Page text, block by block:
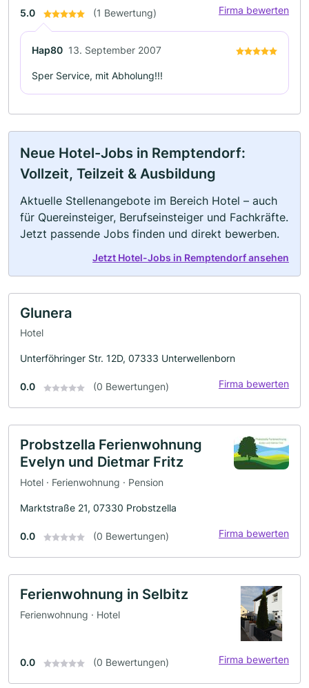
5.0 (1 Bewertung) Firma bewerten
Hap80 13. September 2007
Sper Service, mit Abholung!!!
Neue Hotel-Jobs in Remptendorf:
Vollzeit, Teilzeit & Ausbildung
Aktuelle Stellenangebote im Bereich Hotel – auch
für Quereinsteiger, Berufseinsteiger und Fachkräfte.
Jetzt passende Jobs finden und direkt bewerben.
Jetzt Hotel-Jobs in Remptendorf ansehen
Glunera
Hotel
Unterföhringer Str. 12D, 07333 Unterwellenborn
0.0 (0 Bewertungen) Firma bewerten
Probstzella Ferienwohnung
Evelyn und Dietmar Fritz
Hotel · Ferienwohnung · Pension
Marktstraße 21, 07330 Probstzella
0.0 (0 Bewertungen) Firma bewerten
Ferienwohnung in Selbitz
Ferienwohnung · Hotel
0.0 (0 Bewertungen) Firma bewerten